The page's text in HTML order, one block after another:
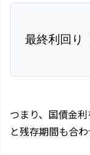
最終利回り
つまり、国債金
と残存期間も合